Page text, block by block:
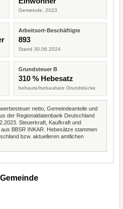
Gemeinde, 2023
Arbeitsort-Beschäftigte
893
Stand 30.06.2024
Grundsteuer B
310 % Hebesatz
bebaute/bebaubare Grundstücke
netto, Gemeindeanteile und
der Regionaldatenbank Deutschland
Steuerkraft, Kaufkraft und
BBSR INKAR. Hebesätze stammen
bzw. aktuelleren amtlichen